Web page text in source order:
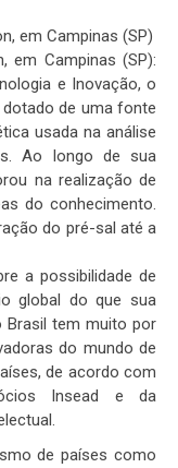
em Campinas (SP):
e Inovação, o
de uma fonte
usada na análise
Ao longo de sua
na realização de
do conhecimento.
do pré-sal até a
a possibilidade de
global do que sua
Brasil tem muito por
do mundo de
de acordo com
Insead e da
de países como